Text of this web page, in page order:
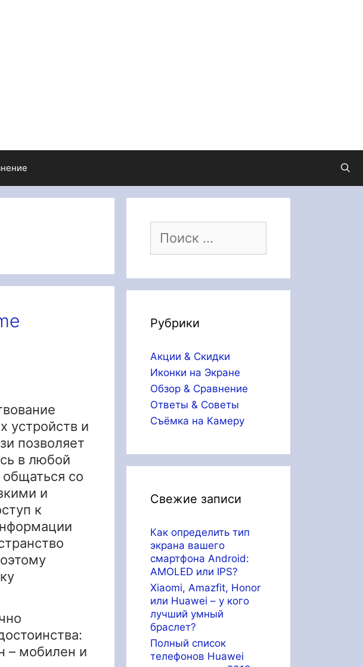
устройств и
позволяет
в любой
со
и
к
– мобилен и
Рубрики
Акции & Скидки
Иконки на Экране
Обзор & Сравнение
Ответы & Советы
Съёмка на Камеру
Свежие записи
Как определить тип
экрана вашего
смартфона Android:
AMOLED или IPS?
Xiaomi, Amazfit, Honor
или Huawei – у кого
лучший умный
браслет?
Полный список
телефонов Huawei